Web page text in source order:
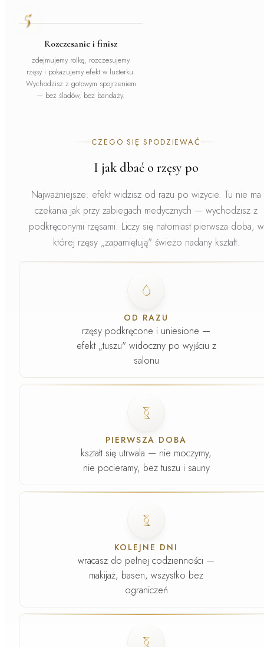
5
Rozczesanie i finisz
zdejmujemy rolkę, rozczesujemy
rzęsy i pokazujemy efekt w lusterku.
Wychodzisz z gotowym spojrzeniem
— bez śladów, bez bandaży.
CZEGO SIĘ SPODZIEWAĆ
I jak dbać o rzęsy po
Najważniejsze: efekt widzisz od razu po wizycie. Tu nie ma
czekania jak przy zabiegach medycznych — wychodzisz z
podkręconymi rzęsami. Liczy się natomiast pierwsza doba, w
której rzęsy „zapamiętują" świeżo nadany kształt.
OD RAZU
rzęsy podkręcone i uniesione —
efekt „tuszu" widoczny po wyjściu z
salonu
PIERWSZA DOBA
kształt się utrwala — nie moczymy,
nie pocieramy, bez tuszu i sauny
KOLEJNE DNI
wracasz do pełnej codzienności —
makijaż, basen, wszystko bez
ograniczeń